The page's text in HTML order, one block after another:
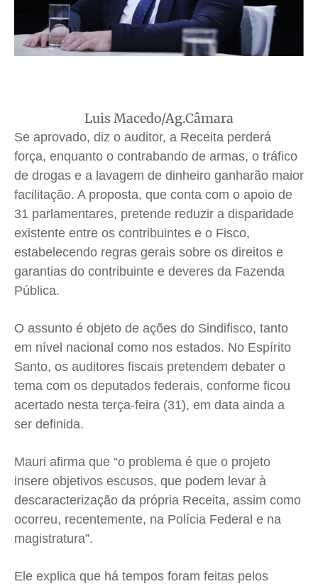
Termos de Uso
Privacidade
Termos de Uso
Privacidade
Termos de Uso
Privacidade
Termos de Uso
Privacidade
Luis Macedo/Ag.Câmara
Se aprovado, diz o auditor, a Receita perderá
força, enquanto o contrabando de armas, o tráfico
de drogas e a lavagem de dinheiro ganharão maior
facilitação. A proposta, que conta com o apoio de
31 parlamentares, pretende reduzir a disparidade
existente entre os contribuintes e o Fisco,
estabelecendo regras gerais sobre os direitos e
garantias do contribuinte e deveres da Fazenda
Pública.
O assunto é objeto de ações do Sindifisco, tanto
em nível nacional como nos estados. No Espírito
Santo, os auditores fiscais pretendem debater o
tema com os deputados federais, conforme ficou
acertado nesta terça-feira (31), em data ainda a
ser definida.
Mauri afirma que “o problema é que o projeto
insere objetivos escusos, que podem levar à
descaracterização da própria Receita, assim como
ocorreu, recentemente, na Polícia Federal e na
magistratura”.
Ele explica que há tempos foram feitas pelos